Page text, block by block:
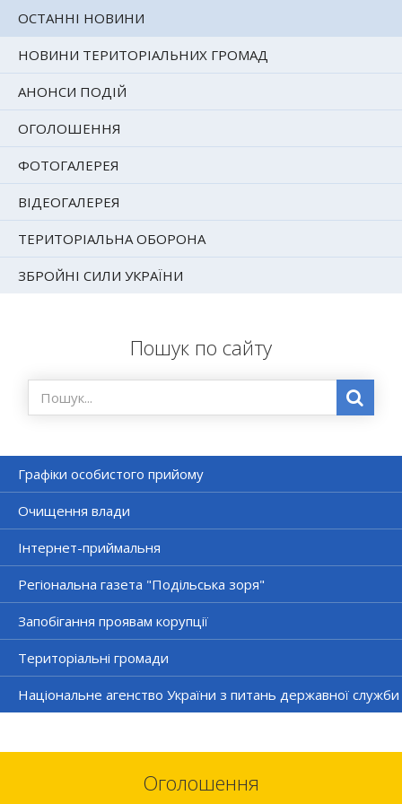
ОСТАННІ НОВИНИ
НОВИНИ ТЕРИТОРІАЛЬНИХ ГРОМАД
АНОНСИ ПОДІЙ
ОГОЛОШЕННЯ
ФОТОГАЛЕРЕЯ
ВІДЕОГАЛЕРЕЯ
ТЕРИТОРІАЛЬНА ОБОРОНА
ЗБРОЙНІ СИЛИ УКРАЇНИ
Пошук по сайту
Графіки особистого прийому
Очищення влади
Інтернет-приймальня
Регіональна газета "Подільська зоря"
Запобігання проявам корупції
Територіальні громади
Національне агенство України з питань державної служби
Оголошення